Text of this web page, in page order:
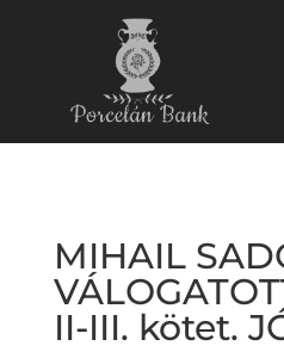
MIHAIL
II-III. kötet.